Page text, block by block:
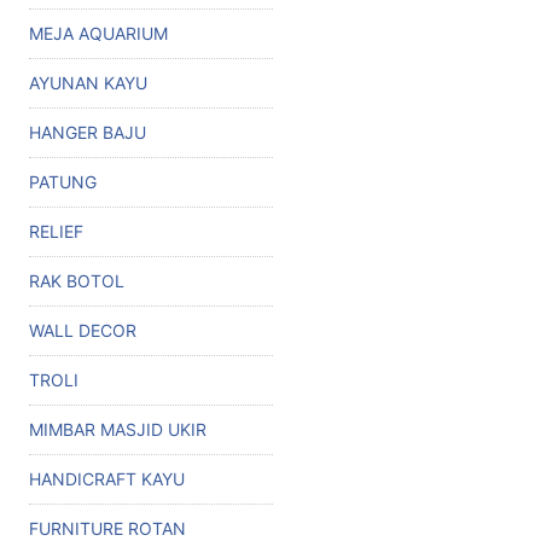
MEJA AQUARIUM
AYUNAN KAYU
HANGER BAJU
PATUNG
RELIEF
RAK BOTOL
WALL DECOR
TROLI
MIMBAR MASJID UKIR
HANDICRAFT KAYU
FURNITURE ROTAN